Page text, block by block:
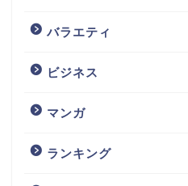
バラエティ
ビジネス
マンガ
ランキング